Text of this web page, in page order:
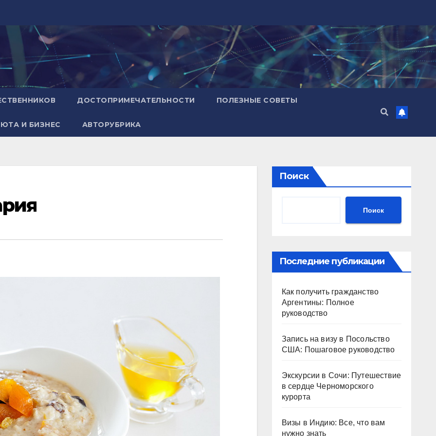
ДОСТОПРИМЕЧАТЕЛЬНОСТИ ПОЛЕЗНЫЕ СОВЕТЫ
И БИЗНЕС АВТОРУБРИКА
Поиск
Поиск
Последние публикации
Как получить гражданство
Аргентины: Полное
руководство
Запись на визу в Посольство
США: Пошаговое руководство
Экскурсии в Сочи: Путешествие
в сердце Черноморского
курорта
Визы в Индию: Все, что вам
нужно знать